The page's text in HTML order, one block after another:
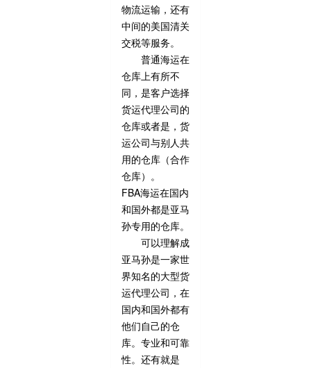
物流运输，还有
中间的美国清关
交税等服务。
普通海运在
仓库上有所不
同，是客户选择
货运代理公司的
仓库或者是，货
运公司与别人共
用的仓库（合作
仓库）。
FBA海运在国内
和国外都是亚马
孙专用的仓库。
可以理解成
亚马孙是一家世
界知名的大型货
运代理公司，在
国内和国外都有
他们自己的仓
库。专业和可靠
性。还有就是